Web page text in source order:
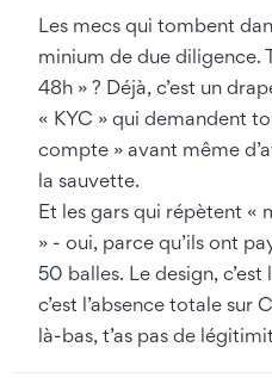
Les mecs qui tombent
minium de due diligence.
48h » ? Déjà, c’est un
« KYC » qui demandent
compte » avant même
la sauvette.
Et les gars qui répètent «
» - oui, parce qu’ils ont
50 balles. Le design,
c’est l’absence totale sur
là-bas, t’as pas de